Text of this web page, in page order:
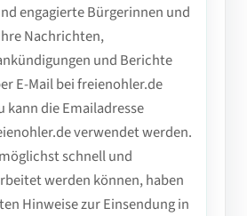
engagierte Bürgerinnen und
Nachrichten,
und Berichte
E-Mail bei freienohler.de
kann die Emailadresse
verwendet werden.
schnell und
werden können, haben
Hinweise zur Einsendung in